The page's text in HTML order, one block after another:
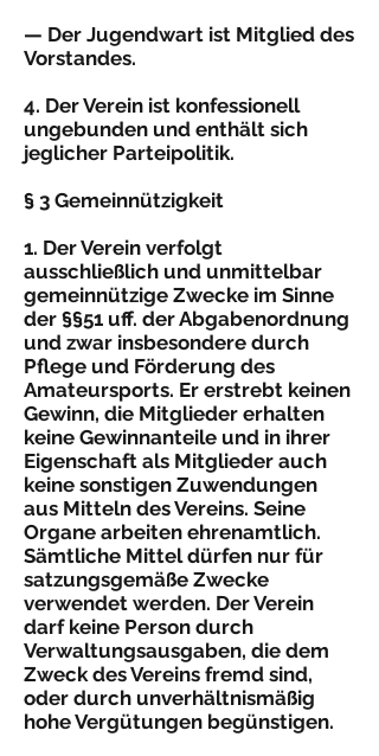
— Der Jugendwart ist Mitglied des
Vorstandes.
4. Der Verein ist konfessionell
ungebunden und enthält sich
jeglicher Parteipolitik.
§ 3 Gemeinnützigkeit
1. Der Verein verfolgt
ausschließlich und unmittelbar
gemeinnützige Zwecke im Sinne
der §§51 uff. der Abgabenordnung
und zwar insbesondere durch
Pflege und Förderung des
Amateursports. Er erstrebt keinen
Gewinn, die Mitglieder erhalten
keine Gewinnanteile und in ihrer
Eigenschaft als Mitglieder auch
keine sonstigen Zuwendungen
aus Mitteln des Vereins. Seine
Organe arbeiten ehrenamtlich.
Sämtliche Mittel dürfen nur für
satzungsgemäße Zwecke
verwendet werden. Der Verein
darf keine Person durch
Verwaltungsausgaben, die dem
Zweck des Vereins fremd sind,
oder durch unverhältnismäßig
hohe Vergütungen begünstigen.